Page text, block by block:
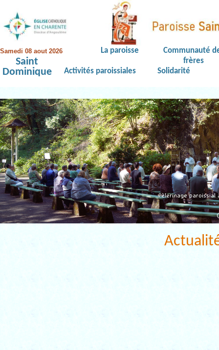
Samedi 08 aout 2026
Saint
Dominique
La paroisse
Communauté
frères
Activités paroissiales
Solidarité
Pèlerinage